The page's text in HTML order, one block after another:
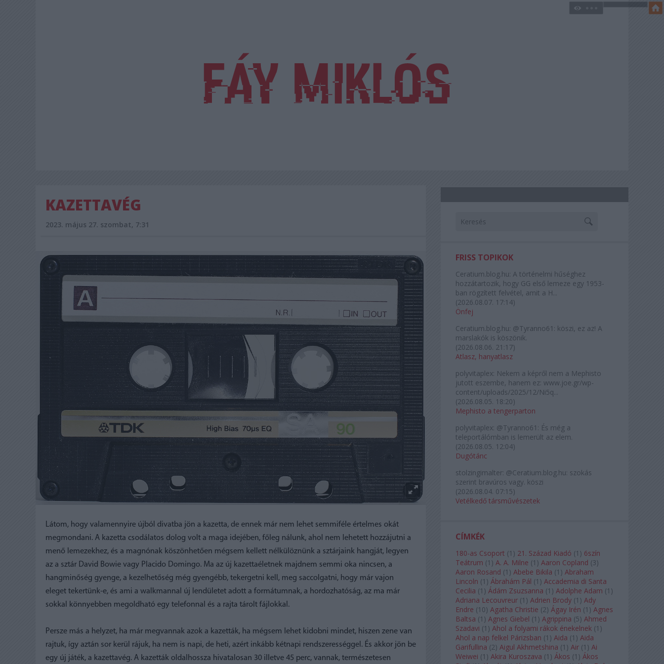
KAZETTAVÉG
2023. május 27. szombat, 7:31
Látom, hogy valamennyire újból divatba jön a kazetta, de ennek már nem lehet semmiféle értelmes okát
megmondani. A kazetta csodálatos dolog volt a maga idejében, főleg nálunk, ahol nem lehetett hozzájutni a
menő lemezekhez, és a magnónak köszönhetően mégsem kellett nélkülöznünk a sztárjaink hangját, legyen
az a sztár David Bowie vagy Placido Domingo. Ma az új kazettaéletnek majdnem semmi oka nincsen, a
hangminőség gyenge, a kezelhetőség még gyengébb, tekergetni kell, meg saccolgatni, hogy már vajon
eleget tekertünk-e, és ami a walkmannal új lendületet adott a formátumnak, a hordozhatóság, az ma már
sokkal könnyebben megoldható egy telefonnal és a rajta tárolt fájlokkal.
Persze más a helyzet, ha már megvannak azok a kazetták, ha mégsem lehet kidobni mindet, hiszen zene van
rajtuk, így aztán sor kerül rájuk, ha nem is napi, de heti, azért inkább kétnapi rendszerességgel. És akkor jön be
egy új játék, a kazettavég. A kazetták oldalhossza hivatalosan 30 illetve 45 perc, vannak, természetesen
FRISS TOPIKOK
Ceratium.blog.hu: A történelmi hűséghez
hozzátartozik, hogy GG első lemeze egy 1953-
ban rögzített felvétel, amit a H...
(2026.08.07. 17:14)
Önfej
Ceratium.blog.hu: @Tyranno61: köszi, ez az! A
marslakók is köszönik.
(2026.08.06. 21:17)
Atlasz, hanyatlasz
polyvitaplex: Nekem a képről nem a Mephisto
jutott eszembe, hanem ez: www.joe.gr/wp-
content/uploads/2025/12/Ni5q...
(2026.08.05. 18:20)
Mephisto a tengerparton
polyvitaplex: @Tyranno61: És még a
teleportálómban is lemerült az elem.
(2026.08.05. 12:04)
Dugótánc
stolzingimalter: @Ceratium.blog.hu: szokás
szerint bravúros vagy. köszi
(2026.08.04. 07:15)
Vetélkedő társművészetek
CÍMKÉK
180-as Csoport (1 ) 21. Század Kiadó (1 ) 6szín
Teátrum (1 ) A. A. Milne (1 ) Aaron Copland (3)
Aaron Rosand (1 ) Abebe Bikila (1 ) Abraham
Lincoln (1 ) Ábrahám Pál (1 ) Accademia di Santa
Cecilia (1 ) Ádám Zsuzsanna (1 ) Adolphe Adam (1 )
Adriana Lecouvreur (1 ) Adrien Brody (1 ) Ady
Endre (10) Agatha Christie (2) Ágay Irén (1 ) Agnes
Baltsa (1 ) Agnes Giebel (1 ) Agrippina (5) Ahmed
Szadavi (1 ) Ahol a folyami rákok énekelnek (1 )
Ahol a nap felkel Párizsban (1 ) Aida (1 ) Aida
Garifullina (2) Aigul Akhmetshina (1 ) Air (1 ) Ai
Weiwei (1 ) Akira Kuroszava (1 ) Ákos (1 ) Ákos